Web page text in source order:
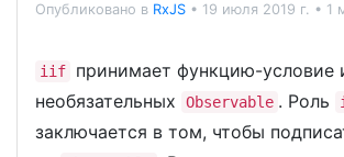
Опубликовано в RxJS • 19 июля 2019 г. • 1
iif
принимает функцию-условие
необязательных
Observable . Роль
заключается в том, чтобы